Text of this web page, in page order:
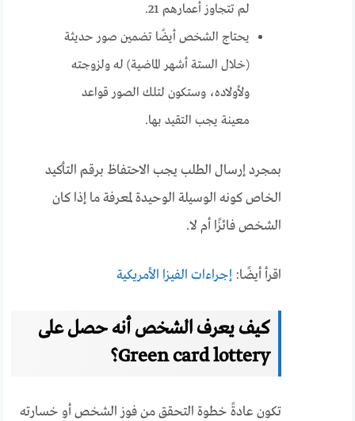
لم تتجاوز أعمارهم 21.
يحتاج الشخص أيضًا تضمين صور حديثة
(خلال الستة أشهر الماضية) له ولزوجته
ولأولاده، وستكون لتلك الصور قواعد
معينة يجب التقيد بها.
بمجرد إرسال الطلب يجب الاحتفاظ برقم التأكيد
الخاص كونه الوسيلة الوحيدة لمعرفة ما إذا كان
الشخصفائزًا أم لا.
اقرأ أيضًا:إجراءات الفيزا الأمريكية
كيف يعرف الشخص أنه حصل على
Green card lottery؟
تكون عادةً خطوة التحقق من فوز الشخص أو خسارته